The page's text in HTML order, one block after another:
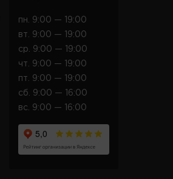
пн. 9:00 — 19:00
вт. 9:00 — 19:00
ср. 9:00 — 19:00
чт. 9:00 — 19:00
пт. 9:00 — 19:00
сб. 9:00 — 16:00
вс. 9:00 — 16:00